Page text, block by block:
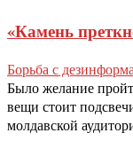
«Камень
Борьба с
Было желание
вещи стоит
молдавской